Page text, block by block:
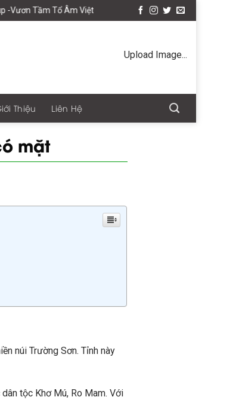
Âm Việt
Upload Image...
Thiệu Liên Hệ
mặt
núi Trường Sơn. Tỉnh này
tộc Khơ Mú, Ro Mam. Với